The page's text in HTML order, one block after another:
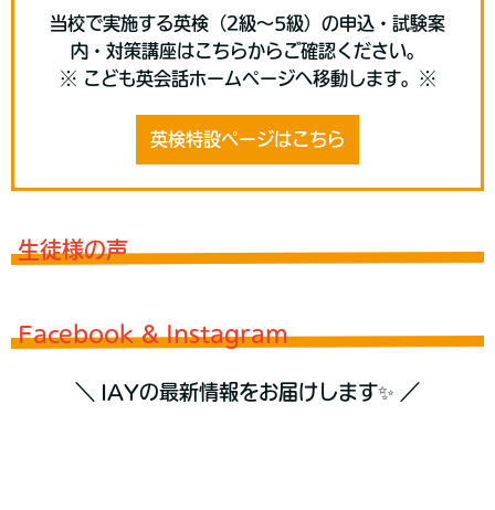
当校で実施する英検（2級〜5級）の申込・試験案
内・対策講座はこちらからご確認ください。
※ こども英会話ホームページへ移動します。※
英検特設ページはこちら
生徒様の声
Facebook & Instagram
＼ IAYの最新情報をお届けします✨ ／